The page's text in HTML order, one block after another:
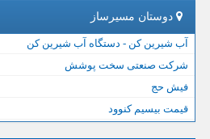
دوستان مسیرساز
آب شیرین کن - دستگاه آب شیرین کن
شرکت صنعتی سخت پوشش
فیش حج
قیمت بیسیم کنوود